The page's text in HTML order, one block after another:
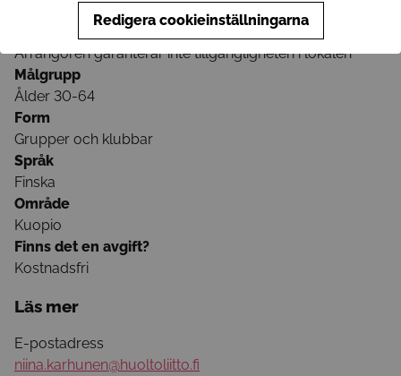
07:00-09:00
Arrangören garanterar inte tillgängligheten i lokalen
Målgrupp
Ålder 30-64
Form
Grupper och klubbar
Språk
Finska
Område
Kuopio
Finns det en avgift?
Kostnadsfri
Läs mer
E-postadress
niina.karhunen@huoltoliitto.fi
Redigera cookieinställningarna